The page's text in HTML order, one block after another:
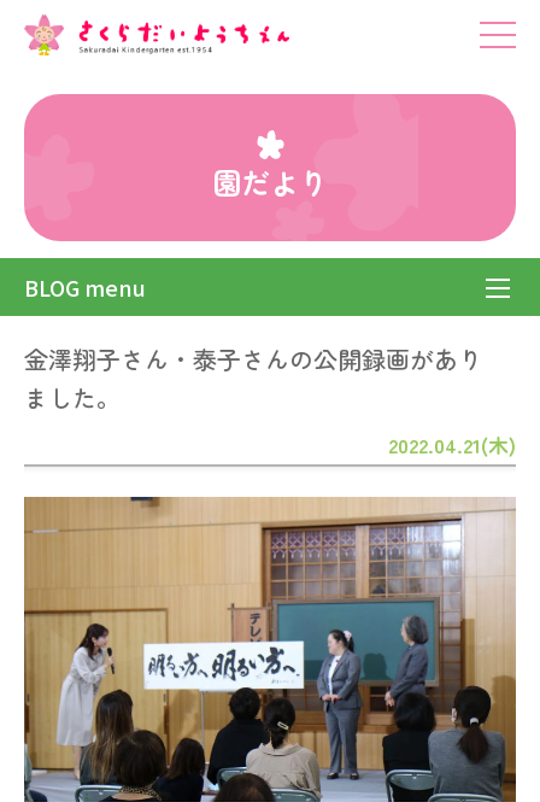
園だより
BLOG menu
金澤翔子さん・泰子さんの公開録画があり
ました。
2022.04.21(木)